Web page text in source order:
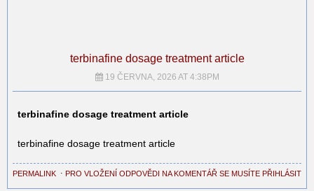
terbinafine dosage treatment article
19 ČERVNA, 2026 AT 4:38PM
terbinafine dosage treatment article
terbinafine dosage treatment article
PERMALINK ⋅ PRO VLOŽENÍ ODPOVĚDI NA KOMENTÁŘ SE MUSÍTE PŘIHLÁSIT